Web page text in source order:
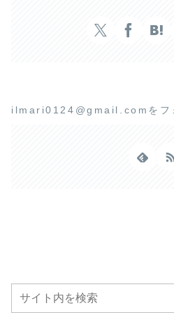
ilmari0124@gmail.comをフ